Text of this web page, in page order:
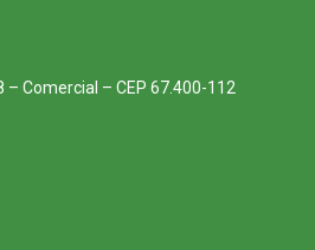
– Comercial – CEP 67.400-112